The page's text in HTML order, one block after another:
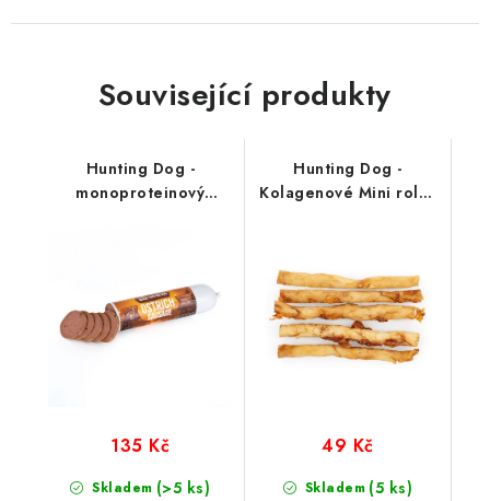
Související produkty
Hunting Dog -
monoproteinový
Skladem (>5 ks)
135 Kč
Hunting Dog -
Kolagenové Mini rolky
Skladem (5 ks)
49 Kč